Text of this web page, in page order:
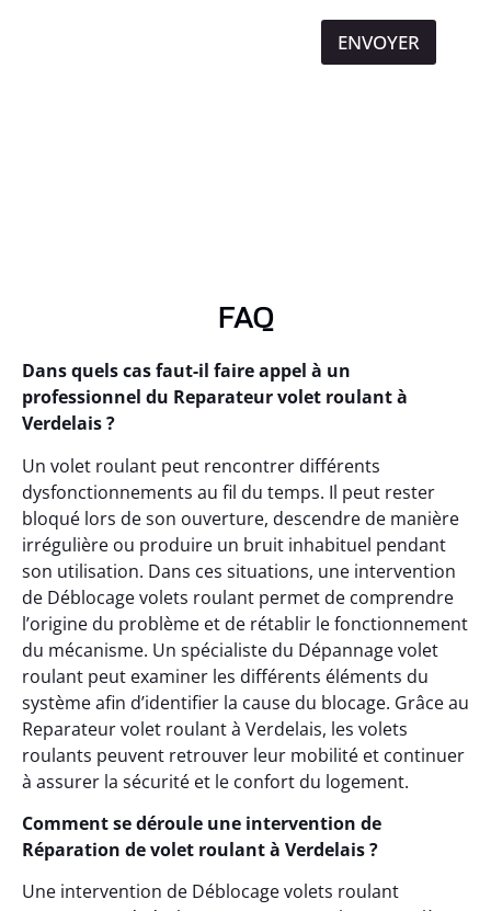
ENVOYER
FAQ
Dans quels cas faut-il faire appel à un
professionnel du Reparateur volet roulant à
Verdelais ?
Un volet roulant peut rencontrer différents
dysfonctionnements au fil du temps. Il peut rester
bloqué lors de son ouverture, descendre de manière
irrégulière ou produire un bruit inhabituel pendant
son utilisation. Dans ces situations, une intervention
de Déblocage volets roulant permet de comprendre
l’origine du problème et de rétablir le fonctionnement
du mécanisme. Un spécialiste du Dépannage volet
roulant peut examiner les différents éléments du
système afin d’identifier la cause du blocage. Grâce au
Reparateur volet roulant à Verdelais, les volets
roulants peuvent retrouver leur mobilité et continuer
à assurer la sécurité et le confort du logement.
Comment se déroule une intervention de
Réparation de volet roulant à Verdelais ?
Une intervention de Déblocage volets roulant